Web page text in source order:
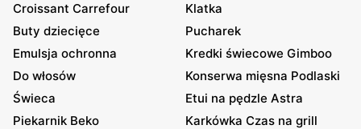
Croissant Carrefour
Klatka
Buty dziecięce
Pucharek
Emulsja ochronna
Kredki świecowe Gimboo
Do włosów
Konserwa mięsna Podlaski
Świeca
Etui na pędzle Astra
Piekarnik Beko
Karkówka Czas na grill